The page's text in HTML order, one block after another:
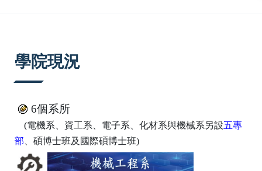
學院現況
6個系所
(電機系、資工系、電子系、化材系與機械系另設五專
部 、碩博士班及國際碩博士班)